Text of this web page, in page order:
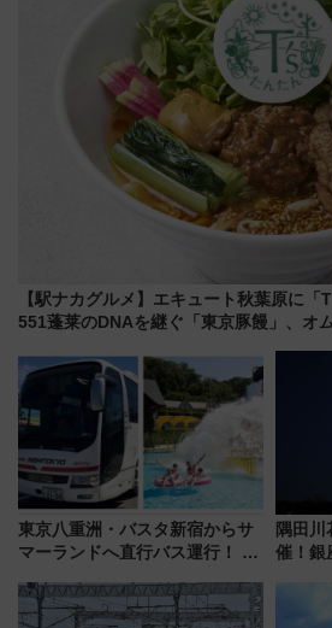
を解説
【駅ナカグルメ】エキュート秋葉原に
551蓬莱のDNAを継ぐ「東京豚饅」、オ
東京八重洲・バスタ新宿からサ
マーランドへ直行バス運行！ お
推し活を楽しもう！（2026年
8/1～31）
隅田川
催！銀
アク
都心の